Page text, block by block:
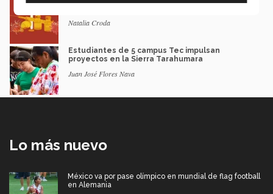
Natalia Croda
Estudiantes de 5 campus Tec impulsan
proyectos en la Sierra Tarahumara
Juan José Flores Nava
Lo más nuevo
México va por pase olímpico en mundial de flag football
en Alemania